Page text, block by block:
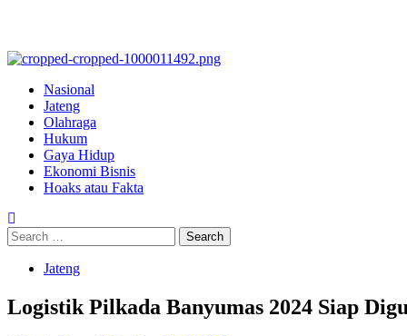
Primary
Nasional
Jateng
Olahraga
Hukum
Gaya Hidup
Ekonomi Bisnis
Hoaks atau Fakta
Search
for:
Jateng
Logistik Pilkada Banyumas 2024 Siap